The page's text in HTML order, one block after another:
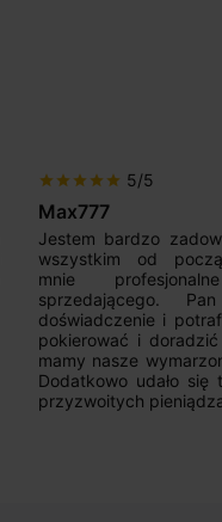
star star star star star 5/5
Max777
Jestem bardzo
wszystkim od
mnie
sprzedającego.
doświadczenie i
pokierować i
mamy nasze
Dodatkowo udało się
przyzwoitych